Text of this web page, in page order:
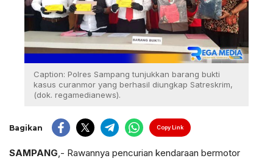
Caption: Polres Sampang tunjukkan barang bukti
kasus curanmor yang berhasil diungkap Satreskrim,
(dok. regamedianews).
Bagikan Copy Link
SAMPANG,- Rawannya pencurian kendaraan bermotor